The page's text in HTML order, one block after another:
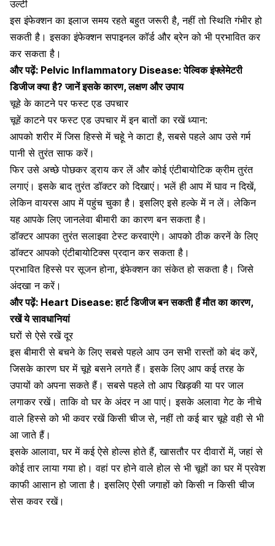
उल्टी
इस इंफेक्शन का इलाज समय रहते बहुत जरूरी है, नहीं तो स्थिति गंभीर हो
सकती है। इसका इंफेक्शन सपाइनल कॉर्ड और ब्रेन को भी प्रभावित कर
कर सकता है।
और पढ़ें: Pelvic Inflammatory Disease: पेल्विक इंफ्लेमेटरी
डिजीज क्या है? जानें इसके कारण, लक्षण और उपाय
चूहे के काटने पर फस्ट एड उपचार
चूहें काटने पर फस्ट एड उपचार में इन बातों का रखें ध्यान:
आपको शरीर में जिस हिस्से में चहूे ने काटा है, सबसे पहले आप उसे गर्म
पानी से तुरंत साफ करें।
फिर उसे अच्छे पोछकर ड्राय कर लें और कोई एंटीबायोटिक क्रीम तुरंत
लगाएं। इसके बाद तुरंत डॉक्टर को दिखाएं। भलें ही आप में घाव न दिखें,
लेकिन वायरस आप में पहुंच चुका है। इसलिए इसे हल्के में न लें। लेकिन
यह आपके लिए जानलेवा बीमारी का कारण बन सकता है।
डॉक्टर आपका तुरंत सलाइवा टेस्ट करवाएंगे। आपको ठीक करनें के लिए
डॉक्टर आपको एंटीबायोटिक्स प्रदान कर सकता है।
प्रभावित हिस्से पर सूजन होना, इंफेक्शन का संकेत हो सकता है। जिसे
अंदखा न करें।
और पढ़ें: Heart Disease: हार्ट डिजीज बन सकती हैं मौत का कारण,
रखें ये सावधानियां
घरों से ऐसे रखें दूर
इस बीमारी से बचने के लिए सबसे पहले आप उन सभी रास्तों को बंद करें,
जिसके कारण घर में चूहे बसने लगते हैं। इसके लिए आप कई तरह के
उपायों को अपना सकते हैं। सबसे पहले तो आप खिड़की या पर जाल
लगाकर रखें। ताकि वो घर के अंदर न आ पाएं। इसके अलावा गेट के नीचे
वाले हिस्से को भी कवर रखें किसी चीज से, नहीं तो कई बार चूहे वही से भी
आ जाते हैं।
इसके आलावा, घर में कई ऐसे होल्स होते हैं, खासतौर पर दीवारों में, जहां से
कोई तार लाया गया हो। वहां पर होने वाले होल से भी चूहों का घर में प्रवेश
काफी आसान हो जाता है। इसलिए ऐसी जगाहों को किसी न किसी चीज
सेस कवर रखें।